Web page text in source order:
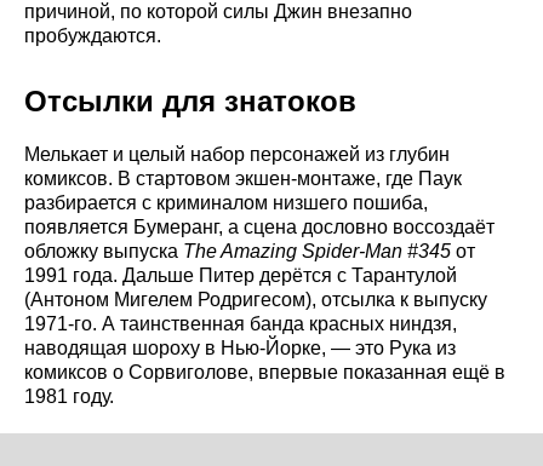
причиной, по которой силы Джин внезапно
пробуждаются.
Отсылки для знатоков
Мелькает и целый набор персонажей из глубин
комиксов. В стартовом экшен-монтаже, где Паук
разбирается с криминалом низшего пошиба,
появляется Бумеранг, а сцена дословно воссоздаёт
обложку выпуска The Amazing Spider-Man #345 от
1991 года. Дальше Питер дерётся с Тарантулой
(Антоном Мигелем Родригесом), отсылка к выпуску
1971-го. А таинственная банда красных ниндзя,
наводящая шороху в Нью-Йорке, — это Рука из
комиксов о Сорвиголове, впервые показанная ещё в
1981 году.